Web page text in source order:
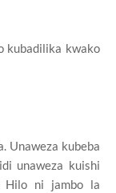
kubadilika kwako
Unaweza kubeba
unaweza kuishi
Hilo ni jambo la